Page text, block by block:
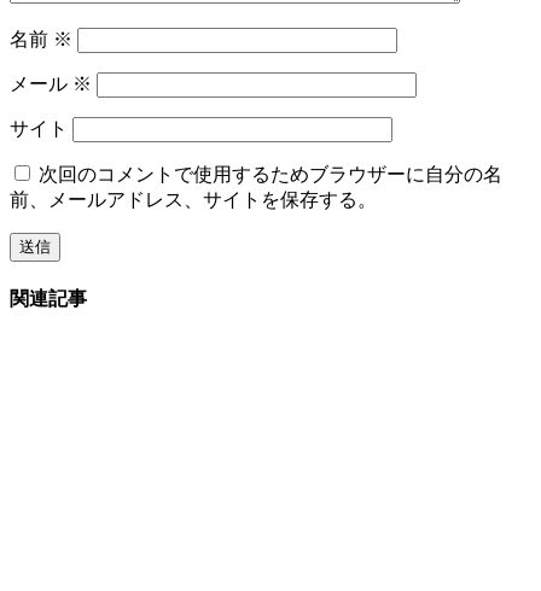
名前 ※
メール ※
サイト
次回のコメントで使用するためブラウザーに自分の名
前、メールアドレス、サイトを保存する。
関連記事